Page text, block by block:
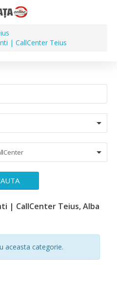
| CallCenter Teius
| CallCenter Teius, Alba
aceasta categorie.